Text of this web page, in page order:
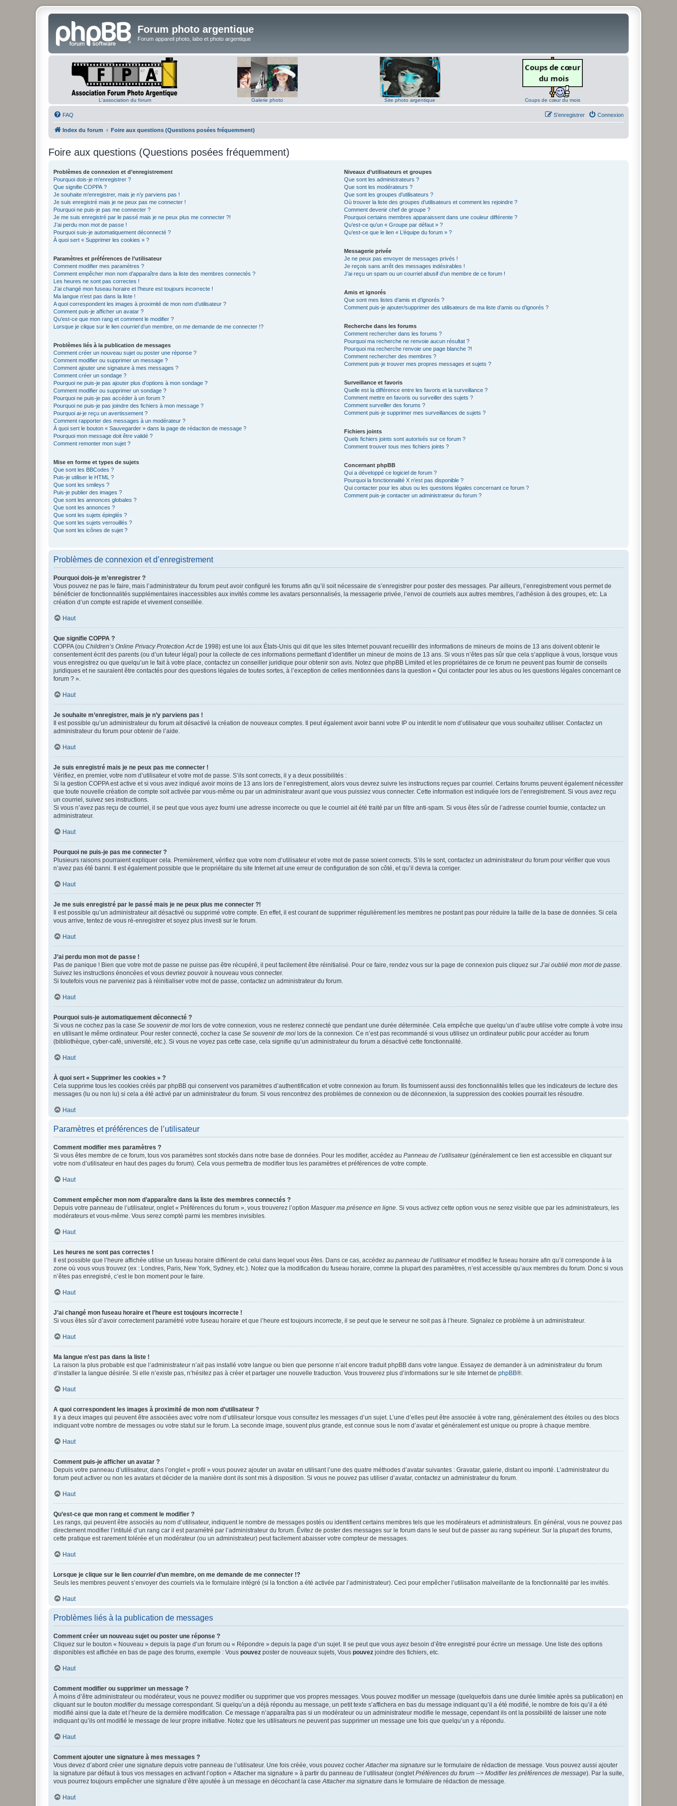
Forum photo argentique
Forum appareil photo, labo et photo argentique
L'association du forum Galerie photo Site photo argentique Coups de cœur du mois
FAQ Connexion
S’enregistrer
Index du forum Foire aux questions (Questions posées fréquemment)
Foire aux questions (Questions posées fréquemment)
Problèmes de connexion et d’enregistrement
Pourquoi dois-je m’enregistrer ?
Que signifie COPPA ?
Je souhaite m’enregistrer, mais je n’y parviens pas !
Je suis enregistré mais je ne peux pas me connecter !
Pourquoi ne puis-je pas me connecter ?
Je me suis enregistré par le passé mais je ne peux plus me connecter ?!
J’ai perdu mon mot de passe !
Pourquoi suis-je automatiquement déconnecté ?
À quoi sert « Supprimer les cookies » ?
Paramètres et préférences de l’utilisateur
Comment modifier mes paramètres ?
Comment empêcher mon nom d’apparaître dans la liste des membres connectés ?
Les heures ne sont pas correctes !
J’ai changé mon fuseau horaire et l’heure est toujours incorrecte !
Ma langue n’est pas dans la liste !
A quoi correspondent les images à proximité de mon nom d’utilisateur ?
Comment puis-je afficher un avatar ?
Qu’est-ce que mon rang et comment le modifier ?
Lorsque je clique sur le lien courrield’un membre, on me demande de me connecter !?
Problèmes liés à la publication de messages
Comment créer un nouveau sujet ou poster une réponse ?
Comment modifier ou supprimer un message ?
Comment ajouter une signature à mes messages ?
Comment créer un sondage ?
Pourquoi ne puis-je pas ajouter plus d’options à mon sondage ?
Comment modifier ou supprimer un sondage ?
Pourquoi ne puis-je pas accéder à un forum ?
Pourquoi ne puis-je pas joindre des fichiers à mon message ?
Pourquoi ai-je reçu un avertissement ?
Comment rapporter des messages à un modérateur ?
À quoi sert le bouton « Sauvegarder » dans la page de rédaction de message ?
Pourquoi mon message doit être validé ?
Comment remonter mon sujet ?
Mise en forme et types de sujets
Que sont les BBCodes ?
Puis-je utiliser le HTML ?
Que sont les smileys ?
Puis-je publier des images ?
Que sont les annonces globales ?
Que sont les annonces ?
Que sont les sujets épinglés ?
Que sont les sujets verrouillés ?
Que sont les icônes de sujet ?
Niveaux d’utilisateurs et groupes
Que sont les administrateurs ?
Que sont les modérateurs ?
Que sont les groupes d’utilisateurs ?
Où trouver la liste des groupes d’utilisateurs et comment les rejoindre ?
Comment devenir chef de groupe ?
Pourquoi certains membres apparaissent dans une couleur différente ?
Qu’est-ce qu’un « Groupe par défaut » ?
Qu’est-ce que le lien « L’équipe du forum » ?
Messagerie privée
Je ne peux pas envoyer de messages privés !
Je reçois sans arrêt des messages indésirables !
J’ai reçu un spam ou un courriel abusif d’un membre de ce forum !
Amis et ignorés
Que sont mes listes d’amis et d’ignorés ?
Comment puis-je ajouter/supprimer des utilisateurs de ma liste d’amis ou d’ignorés ?
Recherche dans les forums
Comment rechercher dans les forums ?
Pourquoi ma recherche ne renvoie aucun résultat ?
Pourquoi ma recherche renvoie une page blanche ?!
Comment rechercher des membres ?
Comment puis-je trouver mes propres messages et sujets ?
Surveillance et favoris
Quelle est la différence entre les favoris et la surveillance ?
Comment mettre en favoris ou surveiller des sujets ?
Comment surveiller des forums ?
Comment puis-je supprimer mes surveillances de sujets ?
Fichiers joints
Quels fichiers joints sont autorisés sur ce forum ?
Comment trouver tous mes fichiers joints ?
Concernant phpBB
Qui a développé ce logiciel de forum ?
Pourquoi la fonctionnalité X n’est pas disponible ?
Qui contacter pour les abus ou les questions légales concernant ce forum ?
Comment puis-je contacter un administrateur du forum ?
Problèmes de connexion et d’enregistrement
Pourquoi dois-je m’enregistrer ?
Vous pouvez ne pas le faire, mais l’administrateur du forum peut avoir configuré les forums afin qu’il soit nécessaire de s’enregistrer pour poster des messages. Par ailleurs, l’enregistrement vous permet de
bénéficier de fonctionnalités supplémentaires inaccessibles aux invités comme les avatars personnalisés, la messagerie privée, l’envoi de courriels aux autres membres, l’adhésion à des groupes, etc. La
création d’un compte est rapide et vivement conseillée.
Haut
Que signifie COPPA ?
COPPA (ou Children’s Online Privacy Protection Actde 1998) est une loi aux États-Unis qui dit que les sites Internet pouvant recueillir des informations de mineurs de moins de 13 ans doivent obtenir le
consentement écrit des parents (ou d’un tuteur légal) pour la collecte de ces informations permettant d’identifier un mineur de moins de 13 ans. Si vous n’êtes pas sûr que cela s’applique à vous, lorsque vous
vous enregistrez ou que quelqu’un le fait à votre place, contactez un conseiller juridique pour obtenir son avis. Notez que phpBB Limited et les propriétaires de ce forum ne peuvent pas fournir de conseils
juridiques et ne sauraient être contactés pour des questions légales de toutes sortes, à l’exception de celles mentionnées dans la question « Qui contacter pour les abus ou les questions légales concernant ce
forum ? ».
Haut
Je souhaite m’enregistrer, mais je n’y parviens pas !
Il est possible qu’un administrateur du forum ait désactivé la création de nouveaux comptes. Il peut également avoir banni votre IP ou interdit le nom d’utilisateur que vous souhaitez utiliser. Contactez un
administrateur du forum pour obtenir de l’aide.
Haut
Je suis enregistré mais je ne peux pas me connecter !
Vérifiez, en premier, votre nom d’utilisateur et votre mot de passe. S’ils sont corrects, il y a deux possibilités :
Si la gestion COPPA est active et si vous avez indiqué avoir moins de 13 ans lors de l’enregistrement, alors vous devrez suivre les instructions reçues par courriel. Certains forums peuvent également nécessiter
que toute nouvelle création de compte soit activée par vous-même ou par un administrateur avant que vous puissiez vous connecter. Cette information est indiquée lors de l’enregistrement. Si vous avez reçu
un courriel, suivez ses instructions.
Si vous n’avez pas reçu de courriel, il se peut que vous ayez fourni une adresse incorrecte ou que le courriel ait été traité par un filtre anti-spam. Si vous êtes sûr de l’adresse courriel fournie, contactez un
administrateur.
Haut
Pourquoi ne puis-je pas me connecter ?
Plusieurs raisons pourraient expliquer cela. Premièrement, vérifiez que votre nom d’utilisateur et votre mot de passe soient corrects. S’ils le sont, contactez un administrateur du forum pour vérifier que vous
n’avez pas été banni. Il est également possible que le propriétaire du site Internet ait une erreur de configuration de son côté, et qu’il devra la corriger.
Haut
Je me suis enregistré par le passé mais je ne peux plus me connecter ?!
Il est possible qu’un administrateur ait désactivé ou supprimé votre compte. En effet, il est courant de supprimer régulièrement les membres ne postant pas pour réduire la taille de la base de données. Si cela
vous arrive, tentez de vous ré-enregistrer et soyez plus investi sur le forum.
Haut
J’ai perdu mon mot de passe !
Pas de panique ! Bien que votre mot de passe ne puisse pas être récupéré, il peut facilement être réinitialisé. Pour ce faire, rendez vous sur la page de connexion puis cliquez sur J’ai oublié mon mot de passe
Suivez les instructions énoncées et vous devriez pouvoir à nouveau vous connecter.
Si toutefois vous ne parveniez pas à réinitialiser votre mot de passe, contactez un administrateur du forum.
Haut
Pourquoi suis-je automatiquement déconnecté ?
Si vous ne cochez pas la case Se souvenir de moi lors de votre connexion, vous ne resterez connecté que pendant une durée déterminée. Cela empêche que quelqu’un d’autre utilise votre compte à votre insu
en utilisant le même ordinateur. Pour rester connecté, cochez la case Se souvenir de moi lors de la connexion. Ce n’est pas recommandé si vous utilisez un ordinateur public pour accéder au forum
(bibliothèque, cyber-café, université, etc.). Si vous ne voyez pas cette case, cela signifie qu’un administrateur du forum a désactivé cette fonctionnalité.
Haut
À quoi sert « Supprimer les cookies » ?
Cela supprime tous les cookies créés par phpBB qui conservent vos paramètres d’authentification et votre connexion au forum. Ils fournissent aussi des fonctionnalités telles que les indicateurs de lecture des
messages (lu ou non lu) si cela a été activé par un administrateur du forum. Si vous rencontrez des problèmes de connexion ou de déconnexion, la suppression des cookies pourrait les résoudre.
Haut
Paramètres et préférences de l’utilisateur
Comment modifier mes paramètres ?
Si vous êtes membre de ce forum, tous vos paramètres sont stockés dans notre base de données. Pour les modifier, accédez au Panneau de l’utilisateur(généralement ce lien est accessible en cliquant sur
votre nom d’utilisateur en haut des pages du forum). Cela vous permettra de modifier tous les paramètres et préférences de votre compte.
Haut
Comment empêcher mon nom d’apparaître dans la liste des membres connectés ?
Depuis votre panneau de l’utilisateur, onglet « Préférences du forum », vous trouverez l’option Masquer ma présence en ligne . Si vous activez cette option vous ne serez visible que par les administrateurs, les
modérateurs et vous-même. Vous serez compté parmi les membres invisibles.
Haut
Les heures ne sont pas correctes !
Il est possible que l’heure affichée utilise un fuseau horaire différent de celui dans lequel vous êtes. Dans ce cas, accédez au panneau de l’utilisateuret modifiez le fuseau horaire afin qu’il corresponde à la
zone où vous vous trouvez (ex : Londres, Paris, New York, Sydney, etc.). Notez que la modification du fuseau horaire, comme la plupart des paramètres, n’est accessible qu’aux membres du forum. Donc si vous
n’êtes pas enregistré, c’est le bon moment pour le faire.
Haut
J’ai changé mon fuseau horaire et l’heure est toujours incorrecte !
Si vous êtes sûr d’avoir correctement paramétré votre fuseau horaire et que l’heure est toujours incorrecte, il se peut que le serveur ne soit pas à l’heure. Signalez ce problème à un administrateur.
Haut
Ma langue n’est pas dans la liste !
La raison la plus probable est que l’administrateur n’ait pas installé votre langue ou bien que personne n’ait encore traduit phpBB dans votre langue. Essayez de demander à un administrateur du forum
d’installer la langue désirée. Si elle n’existe pas, n’hésitez pas à créer et partager une nouvelle traduction. Vous trouverez plus d’informations sur le site Internet de phpBB®.
Haut
A quoi correspondent les images à proximité de mon nom d’utilisateur ?
Il y a deux images qui peuvent être associées avec votre nom d’utilisateur lorsque vous consultez les messages d’un sujet. L’une d’elles peut être associée à votre rang, généralement des étoiles ou des blocs
indiquant votre nombre de messages ou votre statut sur le forum. La seconde image, souvent plus grande, est connue sous le nom d’avatar et généralement est unique ou propre à chaque membre.
Haut
Comment puis-je afficher un avatar ?
Depuis votre panneau d’utilisateur, dans l’onglet « profil » vous pouvez ajouter un avatar en utilisant l’une des quatre méthodes d’avatar suivantes : Gravatar, galerie, distant ou importé. L’administrateur du
forum peut activer ou non les avatars et décider de la manière dont ils sont mis à disposition. Si vous ne pouvez pas utiliser d’avatar, contactez un administrateur du forum.
Haut
Qu’est-ce que mon rang et comment le modifier ?
Les rangs, qui peuvent être associés au nom d’utilisateur, indiquent le nombre de messages postés ou identifient certains membres tels que les modérateurs et administrateurs. En général, vous ne pouvez pas
directement modifier l’intitulé d’un rang car il est paramétré par l’administrateur du forum. Évitez de poster des messages sur le forum dans le seul but de passer au rang supérieur. Sur la plupart des forums,
cette pratique est rarement tolérée et un modérateur (ou un administrateur) peut facilement abaisser votre compteur de messages.
Haut
Lorsque je clique sur le lien courrield’un membre, on me demande de me connecter !?
Seuls les membres peuvent s’envoyer des courriels via le formulaire intégré (si la fonction a été activée par l’administrateur). Ceci pour empêcher l’utilisation malveillante de la fonctionnalité par les invités.
Haut
Problèmes liés à la publication de messages
Comment créer un nouveau sujet ou poster une réponse ?
Cliquez sur le bouton « Nouveau » depuis la page d’un forum ou « Répondre » depuis la page d’un sujet. Il se peut que vous ayez besoin d’être enregistré pour écrire un message. Une liste des options
disponibles est affichée en bas de page des forums, exemple : Vous pouvez poster de nouveaux sujets, Vous pouvez joindre des fichiers, etc.
Haut
Comment modifier ou supprimer un message ?
À moins d’être administrateur ou modérateur, vous ne pouvez modifier ou supprimer que vos propres messages. Vous pouvez modifier un message (quelquefois dans une durée limitée après sa publication) en
cliquant sur le bouton modifierdu message correspondant. Si quelqu’un a déjà répondu au message, un petit texte s’affichera en bas du message indiquant qu’il a été modifié, le nombre de fois qu’il a été
modifié ainsi que la date et l’heure de la dernière modification. Ce message n’apparaîtra pas si un modérateur ou un administrateur modifie le message, cependant ils ont la possibilité de laisser une note
indiquant qu’ils ont modifié le message de leur propre initiative. Notez que les utilisateurs ne peuvent pas supprimer un message une fois que quelqu’un y a répondu.
Haut
Comment ajouter une signature à mes messages ?
Vous devez d’abord créer une signature depuis votre panneau de l’utilisateur. Une fois créée, vous pouvez cocher Attacher ma signature sur le formulaire de rédaction de message. Vous pouvez aussi ajouter
la signature par défaut à tous vos messages en activant l’option « Attacher ma signature » à partir du panneau de l’utilisateur (onglet Préférences du forum --> Modifier les préférences de message). Par la suite,
vous pourrez toujours empêcher une signature d’être ajoutée à un message en décochant la case Attacher ma signature dans le formulaire de rédaction de message.
Haut